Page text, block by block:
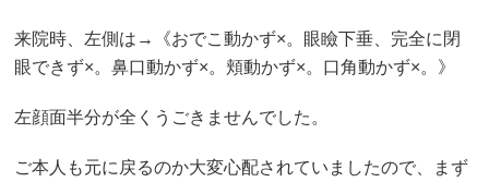
来院時、左側は→《おでこ動かず×。眼瞼下垂、完全に閉
眼できず×。鼻口動かず×。頬動かず×。口角動かず×。》
左顔面半分が全くうごきませんでした。
ご本人も元に戻るのか大変心配されていましたので、まず